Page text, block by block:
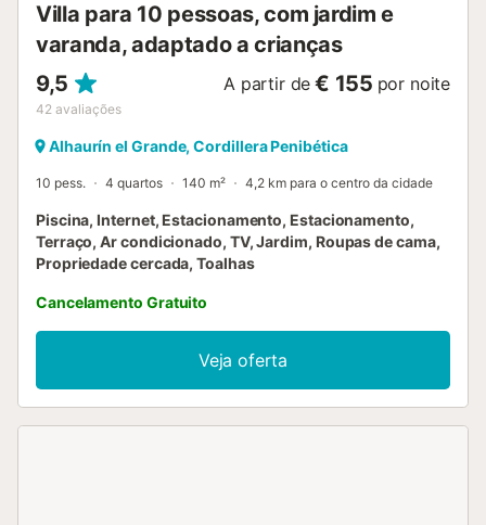
Villa para 10 pessoas, com jardim e
varanda, adaptado a crianças
9,5
42 avaliações
A partir de € 155 por noite
Alhaurín el Grande, Cordillera Penibética
10 pess. 4 quartos 140 m² 4,2 km para o centro da cidade
Piscina, Internet, Estacionamento, Estacionamento,
Terraço, Ar condicionado, TV, Jardim, Roupas de cama,
Propriedade cercada, Toalhas
Cancelamento Gratuito
Veja oferta